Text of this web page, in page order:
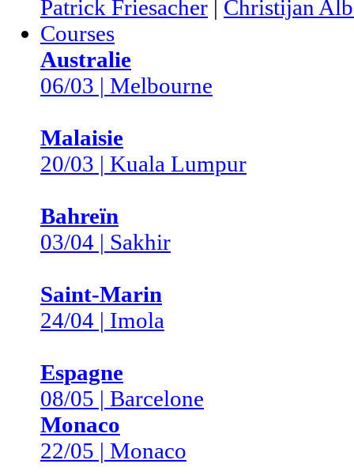
Patrick Friesacher | Christijan
Courses
Australie
06/03 | Melbourne
Malaisie
20/03 | Kuala Lumpur
Bahreïn
03/04 | Sakhir
Saint-Marin
24/04 | Imola
Espagne
08/05 | Barcelone
Monaco
22/05 | Monaco